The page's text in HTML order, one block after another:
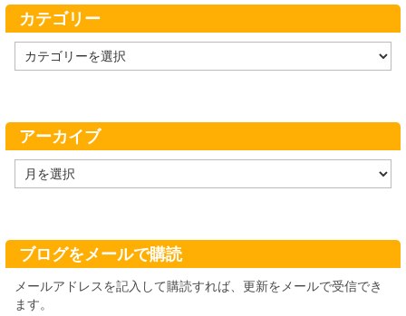
カテゴリー
テ
ー
アーカイブ
ー
ブ
ブログをメールで購読
メールアドレスを記入して購読すれば、更新をメールで受信でき
ます。